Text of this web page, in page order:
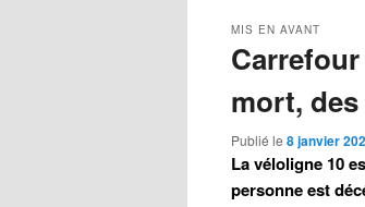
mort,
MIS EN AVANT
Publié le 8 janvier
La véloligne 10
personne est